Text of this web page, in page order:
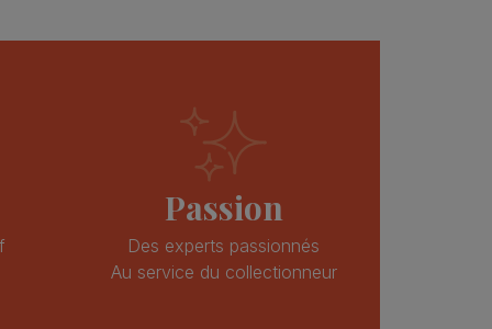
Passion
Des experts passionnés
Au service du collectionneur